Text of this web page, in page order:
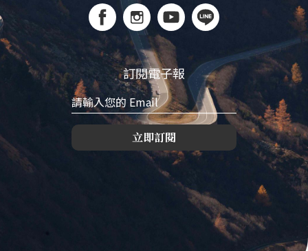
訂閱電子報
立即訂閱